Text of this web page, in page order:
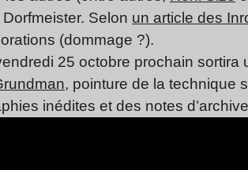
Selon un article des
(dommage ?).
25 octobre prochain
, pointure de la technique
inédites et des notes